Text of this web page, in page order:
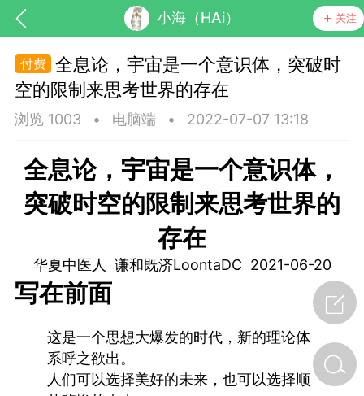
小海（HAi） 关注
全息论，宇宙是一个意识体，突破时
空的限制来思考世界的存在
浏览 1003 • 电脑端 • 2022-07-07 13:18
全息论，宇宙是一个意识体，
突破时空的限制来思考世界的
存在
华夏中医人 谦和既济LoontaDC 2021-06-20
写在前面
这是一个思想大爆发的时代，新的理论体
系呼之欲出。
人们可以选择美好的未来，也可以选择顺